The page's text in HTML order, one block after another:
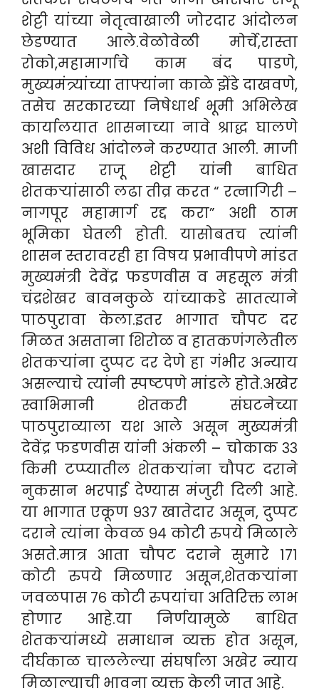
शेट्टी यांच्या नेतृत्वाखाली जोरदार आंदोलन
छेडण्यात आले.वेळोवेळी मोर्चे,रास्ता
रोको,महामार्गाचे काम बंद पाडणे,
मुख्यमंत्र्यांच्या ताफ्यांना काळे झेंडे दाखवणे,
तसेच सरकारच्या निषेधार्थ भूमी अभिलेख
कार्यालयात शासनाच्या नावे श्राद्ध घालणे
अशी विविध आंदोलने करण्यात आली. माजी
खासदार राजू शेट्टी यांनी बाधित
शेतकऱ्यांसाठी लढा तीव्र करत “ रत्नागिरी –
नागपूर महामार्ग रद्द करा” अशी ठाम
भूमिका घेतली होती. यासोबतच त्यांनी
शासन स्तरावरही हा विषय प्रभावीपणे मांडत
मुख्यमंत्री देवेंद्र फडणवीस व महसूल मंत्री
चंद्रशेखर बावनकुळे यांच्याकडे सातत्याने
पाठपुरावा केला.इतर भागात चौपट दर
मिळत असताना शिरोळ व हातकणंगलेतील
शेतकऱ्यांना दुप्पट दर देणे हा गंभीर अन्याय
असल्याचे त्यांनी स्पष्टपणे मांडले होते.अखेर
स्वाभिमानी शेतकरी संघटनेच्या
पाठपुराव्याला यश आले असून मुख्यमंत्री
देवेंद्र फडणवीस यांनी अंकली – चोकाक ३३
किमी टप्प्यातील शेतकऱ्यांना चौपट दराने
नुकसान भरपाई देण्यास मंजुरी दिली आहे.
या भागात एकूण ९३७ खातेदार असून, दुप्पट
दराने त्यांना केवळ ९४ कोटी रुपये मिळाले
असते.मात्र आता चौपट दराने सुमारे १७१
कोटी रुपये मिळणार असून,शेतकऱ्यांना
जवळपास ७६ कोटी रुपयांचा अतिरिक्त लाभ
होणार आहे.या निर्णयामुळे बाधित
शेतकऱ्यांमध्ये समाधान व्यक्त होत असून,
दीर्घकाळ चाललेल्या संघर्षाला अखेर न्याय
मिळाल्याची भावना व्यक्त केली जात आहे.